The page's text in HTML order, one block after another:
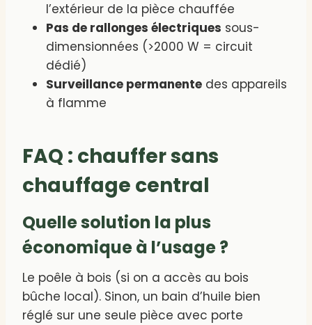
l’extérieur de la pièce chauffée
Pas de rallonges électriques sous-
dimensionnées (>2000 W = circuit
dédié)
Surveillance permanente des appareils
à flamme
FAQ : chauffer sans
chauffage central
Quelle solution la plus
économique à l’usage ?
Le poêle à bois (si on a accès au bois
bûche local). Sinon, un bain d’huile bien
réglé sur une seule pièce avec porte